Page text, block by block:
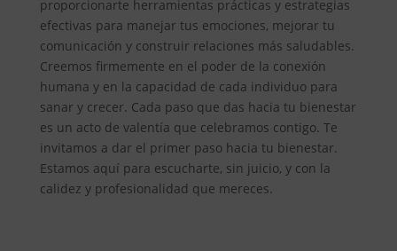
proporcionarte herramientas prácticas y estrategias
efectivas para manejar tus emociones, mejorar tu
comunicación y construir relaciones más saludables.
Creemos firmemente en el poder de la conexión
humana y en la capacidad de cada individuo para
sanar y crecer. Cada paso que das hacia tu bienestar
es un acto de valentía que celebramos contigo. Te
invitamos a dar el primer paso hacia tu bienestar.
Estamos aquí para escucharte, sin juicio, y con la
calidez y profesionalidad que mereces.